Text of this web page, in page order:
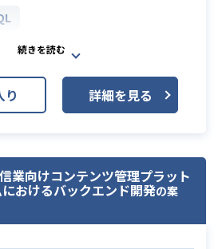
RHEL/Aurora/EC2/EFS
ットワーク：
/ TGW / ELB
/ VPN / Endpoint / Direc
用・監視
Service/SSM/ S3
CloudWatch/Config/Ev
(Amazon Web Services)
(Google Cloud Platform)
Tomcat
Windows
、既存GCP環境の構成情報の可
びガイドライン非準拠部分の是
目的とした新GCP環境の設計・
り 詳細を見る
業向けコンテンツ管理プラット
おけるバックエンド開発の案